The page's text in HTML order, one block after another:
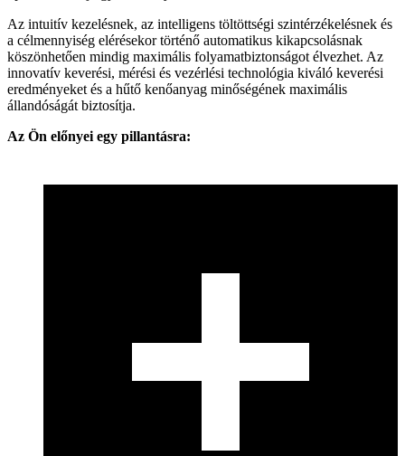
Az intuitív kezelésnek, az intelligens töltöttségi szintérzékelésnek és
a célmennyiség elérésekor történő automatikus kikapcsolásnak
köszönhetően mindig maximális folyamatbiztonságot élvezhet. Az
innovatív keverési, mérési és vezérlési technológia kiváló keverési
eredményeket és a hűtő kenőanyag minőségének maximális
állandóságát biztosítja.
Az Ön előnyei egy pillantásra: